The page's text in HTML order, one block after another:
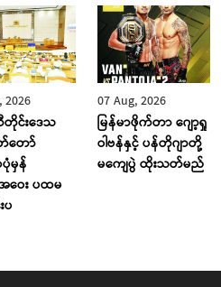
2026
တိုင်းဒေသ
တော်
မှန်
ဝေး ပထမ
ပ
07 Aug, 2026
မြန်မာဖိုက်တာ ဂျော့ရှု
ဝါဗန်နှင့် ပန်တိုဂျာတို့
မကျေပွဲ ထိုးသတ်မည်